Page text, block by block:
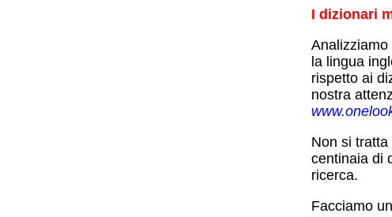
I dizionari
la lingua
rispetto ai
nostra
Non si
centinaia di
ricerca.
Facciamo